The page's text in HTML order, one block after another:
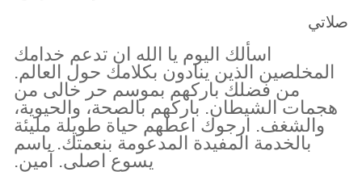
صلاتي
اسألك اليوم يا الله ان تدعم خدامك
المخلصين الذين ينادون بكلامك حول العالم.
من فضلك باركهم بموسم حر خالى من
هجمات الشيطان. باركهم بالصحة، والحيوية،
والشغف. ارجوك اعطهم حياة طويلة مليئة
بالخدمة المفيدة المدعومة بنعمتك. باسم
يسوع اصلى. آمين.